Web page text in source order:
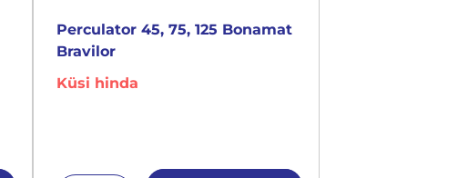
Perculator 45, 75, 125 Bonamat
Bravilor
Küsi hinda